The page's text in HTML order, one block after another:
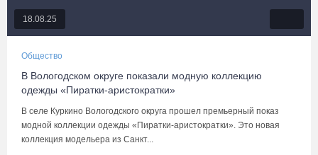
18.08.25
Общество
В Вологодском округе показали модную коллекцию
одежды «Пиратки-аристократки»
В селе Куркино Вологодского округа прошел премьерный показ
модной коллекции одежды «Пиратки-аристократки». Это новая
коллекция модельера из Санкт...